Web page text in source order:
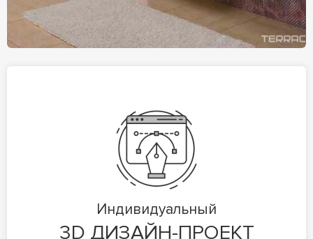
Индивидуальный
3D ДИЗАЙН-ПРОЕКТ